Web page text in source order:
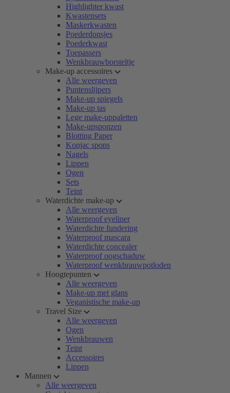
Highlighter kwast
Kwastensets
Maskerkwasten
Poederdonsjes
Poederkwast
Toepassers
Wenkbrauwborsteltje
Make-up accessoires
Alle weergeven
Puntenslijpers
Make-up spiegels
Make-up tas
Lege make-uppaletten
Make-upsponzen
Blotting Paper
Konjac spons
Nagels
Lippen
Ogen
Sets
Teint
Waterdichte make-up
Alle weergeven
Waterproof eyeliner
Waterdichte fundering
Waterproof mascara
Waterdichte concealer
Waterproof oogschaduw
Waterproof wenkbrauwpotloden
Hoogtepunten
Alle weergeven
Make-up met glans
Veganistische make-up
Travel Size
Alle weergeven
Ogen
Wenkbrauwen
Teint
Accessoires
Lippen
Mannen
Alle weergeven